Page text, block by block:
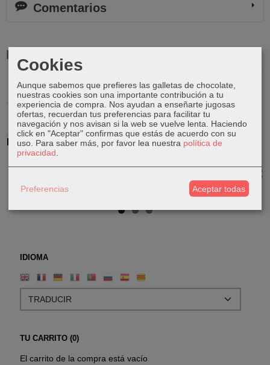
IDIOMA
TU CARRITO (0)
El carrito de la compra está vacío
Comentarios
Productos Relacionados
Agotado
Pez Merlín de
madera
Pez de
Pez de
320,00 €
Cookies
Aunque sabemos que prefieres las galletas de chocolate,
nuestras cookies son una importante contribución a tu
experiencia de compra. Nos ayudan a enseñarte jugosas
ofertas, recuerdan tus preferencias para facilitar tu
navegación y nos avisan si la web se vuelve lenta. Haciendo
click en "Aceptar" confirmas que estás de acuerdo con su
uso. Para saber más, por favor lea nuestra política de
privacidad
Preferencias Aceptar todas